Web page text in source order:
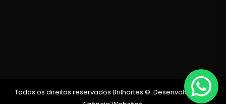
Todos os direitos reservados Brilhartes ©. Desenvolvido por